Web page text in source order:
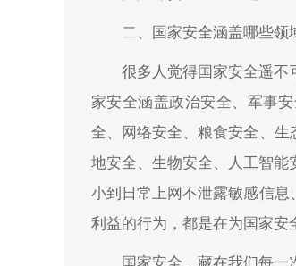
二、国家安全涵盖哪些领
很多人觉得国家安全遥不
家安全涵盖政治安全、军事
全、网络安全、粮食安全、
地安全、生物安全、人工智能
小到日常上网不泄露敏感信
利益的行为，都是在为国家安